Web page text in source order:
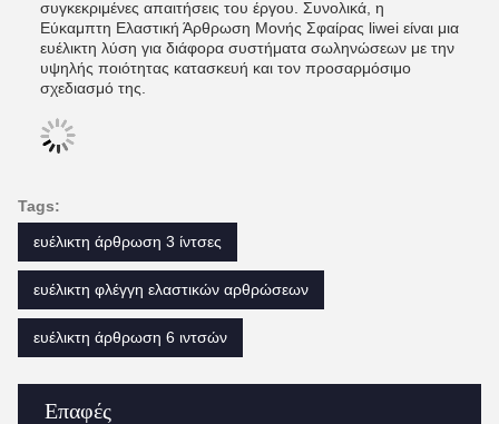
Επαφές
συγκεκριμένες απαιτήσεις του έργου. Συνολικά, η
Εύκαμπτη Ελαστική Άρθρωση Μονής Σφαίρας liwei είναι μια
ευέλικτη λύση για διάφορα συστήματα σωληνώσεων με την
υψηλής ποιότητας κατασκευή και τον προσαρμόσιμο
σχεδιασμό της.
Tags:
ευέλικτη άρθρωση 3 ίντσες
ευέλικτη φλέγγη ελαστικών αρθρώσεων
ευέλικτη άρθρωση 6 ιντσών